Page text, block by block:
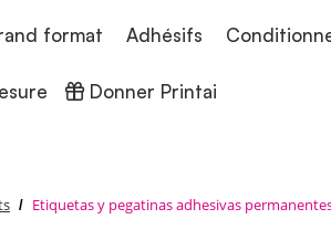
format Adhésifs
Adhésifs
Donner Printai
Donner Printai
Etiquetas y pegatinas adhesivas